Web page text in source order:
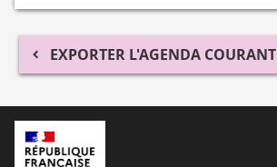
EXPORTER L'AGENDA COURANT